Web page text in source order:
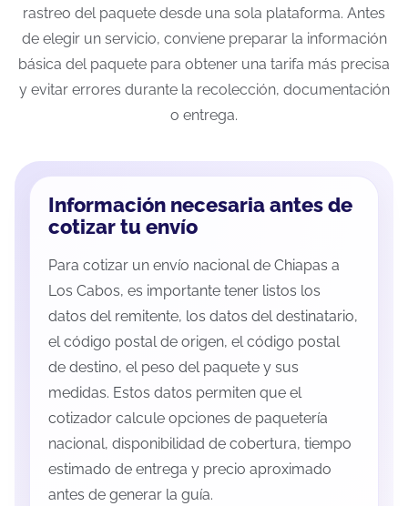
rastreo del paquete desde una sola plataforma. Antes
de elegir un servicio, conviene preparar la información
básica del paquete para obtener una tarifa más precisa
y evitar errores durante la recolección, documentación
o entrega.
Información necesaria antes de
cotizar tu envío
Para cotizar un envío nacional de Chiapas a
Los Cabos, es importante tener listos los
datos del remitente, los datos del destinatario,
el código postal de origen, el código postal
de destino, el peso del paquete y sus
medidas. Estos datos permiten que el
cotizador calcule opciones de paquetería
nacional, disponibilidad de cobertura, tiempo
estimado de entrega y precio aproximado
antes de generar la guía.